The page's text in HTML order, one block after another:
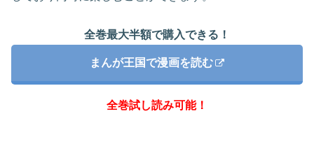
全巻最大半額で購入できる！
まんが王国で漫画を読む
全巻試し読み可能！